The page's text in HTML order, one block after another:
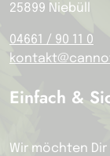
25899 Niebüll
04661 / 90 11 0
Einfach &
Wir möchten